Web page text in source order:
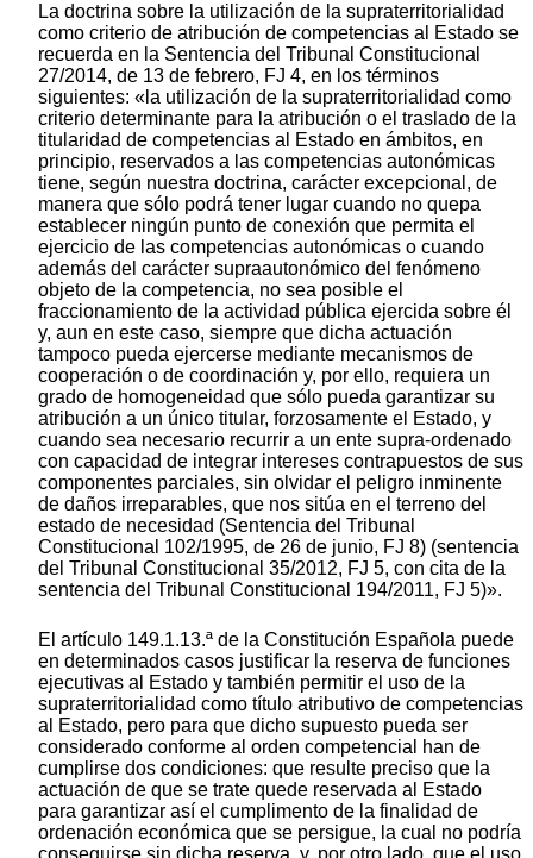
La doctrina sobre la utilización de la supraterritorialidad
como criterio de atribución de competencias al Estado se
recuerda en la Sentencia del Tribunal Constitucional
27/2014, de 13 de febrero, FJ 4, en los términos
siguientes: «la utilización de la supraterritorialidad como
criterio determinante para la atribución o el traslado de la
titularidad de competencias al Estado en ámbitos, en
principio, reservados a las competencias autonómicas
tiene, según nuestra doctrina, carácter excepcional, de
manera que sólo podrá tener lugar cuando no quepa
establecer ningún punto de conexión que permita el
ejercicio de las competencias autonómicas o cuando
además del carácter supraautonómico del fenómeno
objeto de la competencia, no sea posible el
fraccionamiento de la actividad pública ejercida sobre él
y, aun en este caso, siempre que dicha actuación
tampoco pueda ejercerse mediante mecanismos de
cooperación o de coordinación y, por ello, requiera un
grado de homogeneidad que sólo pueda garantizar su
atribución a un único titular, forzosamente el Estado, y
cuando sea necesario recurrir a un ente supra-ordenado
con capacidad de integrar intereses contrapuestos de sus
componentes parciales, sin olvidar el peligro inminente
de daños irreparables, que nos sitúa en el terreno del
estado de necesidad (Sentencia del Tribunal
Constitucional 102/1995, de 26 de junio, FJ 8) (sentencia
del Tribunal Constitucional 35/2012, FJ 5, con cita de la
sentencia del Tribunal Constitucional 194/2011, FJ 5)».
El artículo 149.1.13.ª de la Constitución Española puede
en determinados casos justificar la reserva de funciones
ejecutivas al Estado y también permitir el uso de la
supraterritorialidad como título atributivo de competencias
al Estado, pero para que dicho supuesto pueda ser
considerado conforme al orden competencial han de
cumplirse dos condiciones: que resulte preciso que la
actuación de que se trate quede reservada al Estado
para garantizar así el cumplimento de la finalidad de
ordenación económica que se persigue, la cual no podría
conseguirse sin dicha reserva, y, por otro lado, que el uso